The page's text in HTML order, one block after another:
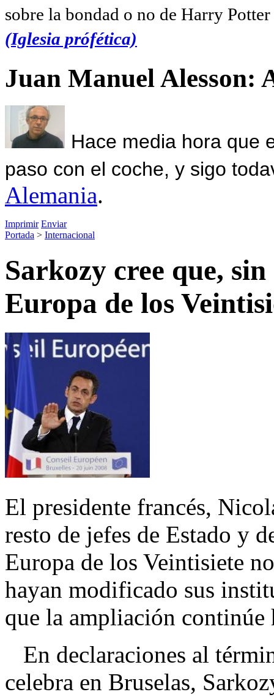
sobre la bondad o no de Harry
(Iglesia prófética)
Juan Manuel Alesson:
Hace media hora que
paso con el coche, y sigo
Alemania.
Imprimir Enviar
Portada > Internacional
Sarkozy cree que,
Europa de los
El presidente francés,
resto de jefes de Estado y
Europa de los Veintisiete
hayan modificado sus
que la ampliación
En declaraciones al
celebra en Bruselas,